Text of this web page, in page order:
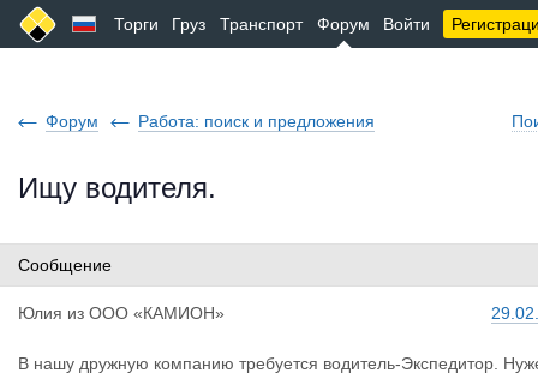
Торги Груз Транспорт Форум Войти
Форум Работа: поиск и предложения
Ищу водителя.
Сообщение
Юлия из ООО «КАМИОН»
В нашу дружную компанию требуется водитель-Экспедитор.